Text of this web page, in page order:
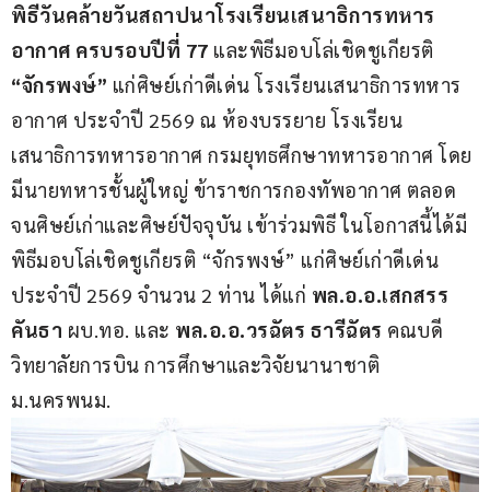
พิธีวันคล้ายวันสถาปนาโรงเรียนเสนาธิการทหาร
อากาศ ครบรอบปีที่ 77 และพิธีมอบโล่เชิดชูเกียรติ
“จักรพงษ์” แก่ศิษย์เก่าดีเด่น โรงเรียนเสนาธิการทหาร
อากาศ ประจำปี 2569 ณ ห้องบรรยาย โรงเรียน
เสนาธิการทหารอากาศ กรมยุทธศึกษาทหารอากาศ โดย
มีนายทหารชั้นผู้ใหญ่ ข้าราชการกองทัพอากาศ ตลอด
จนศิษย์เก่าและศิษย์ปัจจุบัน เข้าร่วมพิธี ในโอกาสนี้ได้มี
พิธีมอบโล่เชิดชูเกียรติ “จักรพงษ์” แก่ศิษย์เก่าดีเด่น
ประจำปี 2569 จำนวน 2 ท่าน ได้แก่ พล.อ.อ.เสกสรร
คันธา ผบ.ทอ. และ พล.อ.อ.วรฉัตร ธารีฉัตร คณบดี
วิทยาลัยการบิน การศึกษาและวิจัยนานาชาติ
ม.นครพนม.